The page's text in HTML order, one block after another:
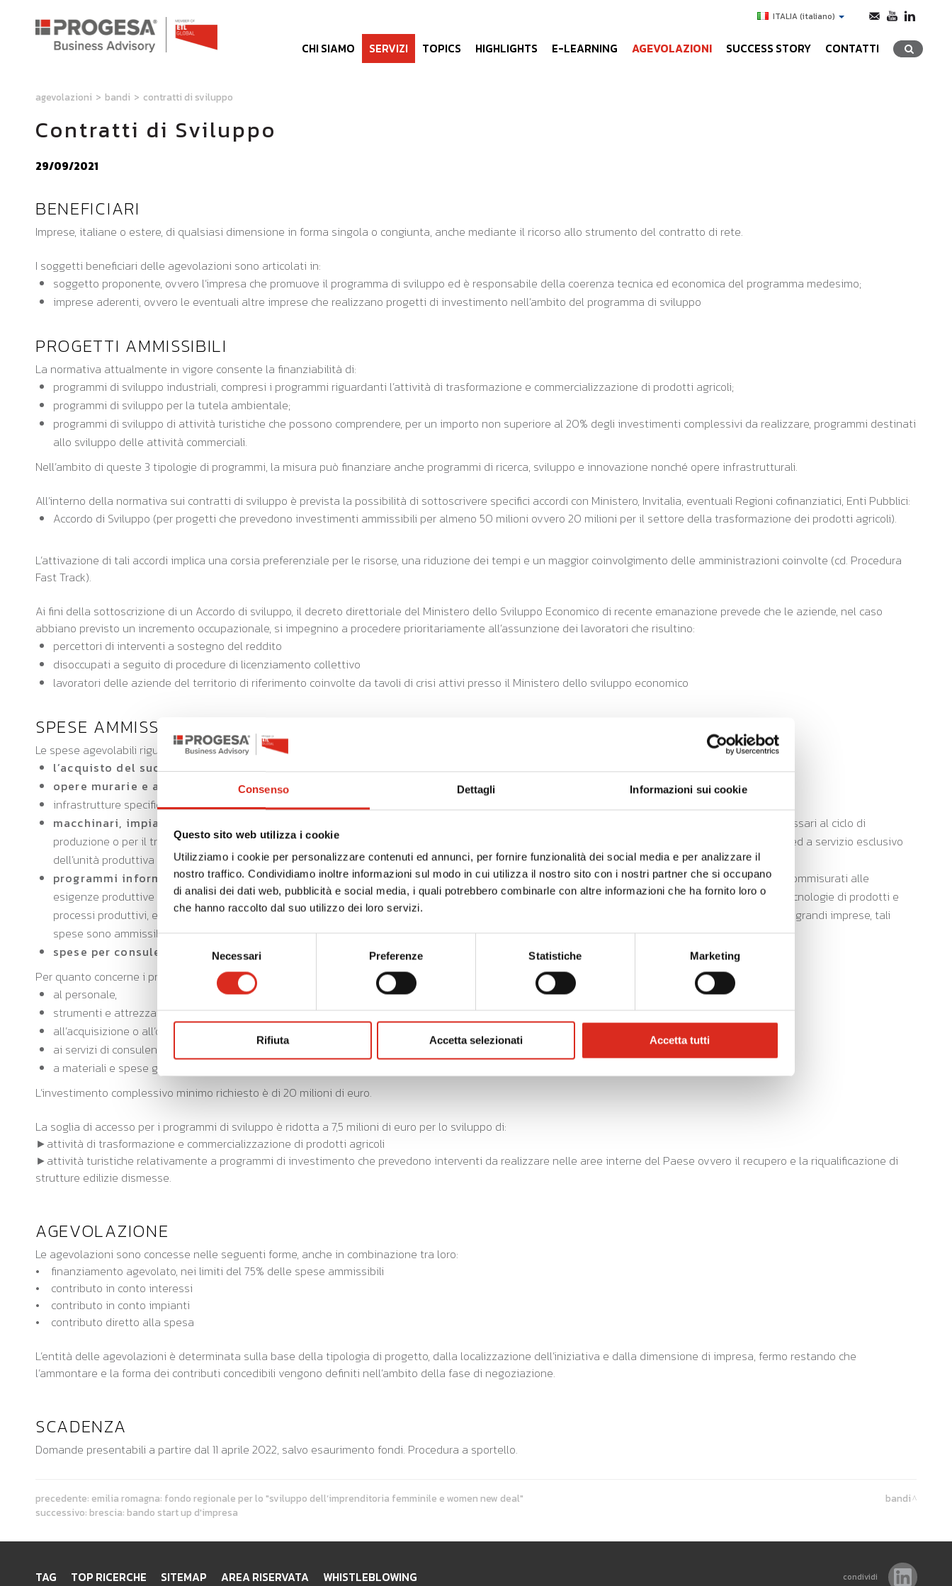
Consenso Dettagli Informazioni sui cookie
Questo sito web utilizza i cookie
Utilizziamo i cookie per personalizzare contenuti ed annunci, per fornire funzionalità dei social media e per analizzare il
nostro traffico. Condividiamo inoltre informazioni sul modo in cui utilizza il nostro sito con i nostri partner che si occupano
di analisi dei dati web, pubblicità e social media, i quali potrebbero combinarle con altre informazioni che ha fornito loro o
che hanno raccolto dal suo utilizzo dei loro servizi.
Selezione
del
consenso
Necessari Preferenze Statistiche Marketing
Rifiuta Accetta selezionati Accetta tutti
ITALIA(italiano)
CHI SIAMO SERVIZI TOPICS HIGHLIGHTS E-LEARNING AGEVOLAZIONI SUCCESS STORY CONTATTI
agevolazioni > bandi > contratti di sviluppo
Contratti di Sviluppo
29/09/2021
BENEFICIARI
Imprese, italiane o estere, di qualsiasi dimensione in forma singola o congiunta, anche mediante il ricorso allo strumento del contratto di rete.
I soggetti beneficiari delle agevolazioni sono articolati in:
soggetto proponente, ovvero l’impresa che promuove il programma di sviluppo ed è responsabile della coerenza tecnica ed economica del programma medesimo;
imprese aderenti, ovvero le eventuali altre imprese che realizzano progetti di investimento nell’ambito del programma di sviluppo
PROGETTI AMMISSIBILI
La normativa attualmente in vigore consente la finanziabilità di:
programmi di sviluppo industriali, compresi i programmi riguardanti l’attività di trasformazione e commercializzazione di prodotti agricoli;
programmi di sviluppo per la tutela ambientale;
programmi di sviluppo di attività turistiche che possono comprendere, per un importo non superiore al 20% degli investimenti complessivi da realizzare, programmi destinati
allo sviluppo delle attività commerciali.
Nell’ambito di queste 3 tipologie di programmi, la misura può finanziare anche programmi di ricerca, sviluppo e innovazione nonché opere infrastrutturali.
All’interno della normativa sui contratti di sviluppo è prevista la possibilità di sottoscrivere specifici accordi con Ministero, Invitalia, eventuali Regioni cofinanziatici, Enti Pubblici:
Accordo di Sviluppo (per progetti che prevedono investimenti ammissibili per almeno 50 milioni ovvero 20 milioni per il settore della trasformazione dei prodotti agricoli).
L’attivazione di tali accordi implica una corsia preferenziale per le risorse, una riduzione dei tempi e un maggior coinvolgimento delle amministrazioni coinvolte (cd. Procedura
Fast Track).
Ai fini della sottoscrizione di un Accordo di sviluppo, il decreto direttoriale del Ministero dello Sviluppo Economico di recente emanazione prevede che le aziende, nel caso
abbiano previsto un incremento occupazionale, si impegnino a procedere prioritariamente all’assunzione dei lavoratori che risultino:
percettori di interventi a sostegno del reddito
disoccupati a seguito di procedure di licenziamento collettivo
lavoratori delle aziende del territorio di riferimento coinvolte da tavoli di crisi attivi presso il Ministero dello sviluppo economico
SPESE AMMISSIBILI
Le spese agevolabili riguardano:
l’acquisto del suolo aziendale, nella misura massima del 10% dell’investimento complessivo ammissibile del progetto
opere murarie e assimilate
(massimo 40% dell’investimento complessivo)
infrastrutture specifiche aziendali
macchinari, impianti e attrezzature
, o anche i beni necessari all’attività amministrativa dell’impresa nonché i mezzi mobili strettamente necessari al ciclo di
produzione o per il trasporto in conservazione condizionata dei prodotti, purché dimensionati alla effettiva produzione, identificabili singolarmente ed a servizio esclusivo
dell’unità produttiva oggetto delle agevolazioni:
programmi informatici brevetti, licenze, know-how e conoscenze tecniche non brevettate.I programmi informatici devono essere commisurati alle
esigenze produttive e gestionali dell’impresa. I brevetti, le licenze, il know-how e le conoscenze tecniche non brevettate devono riguardare nuove tecnologie di prodotti e
processi produttivi, e sono ammissibili solo per la parte in cui sono utilizzati per l’attività svolta nell’unità produttiva interessata dal progetto. Per le grandi imprese, tali
spese sono ammissibili fino al 50% dell’investimento complessivo ammissibile
spese per consulenze
, per le sole PMI e nella misura di misura massima del 4% delle spese per l’investimento complessivo
Per quanto concerne i progetti di ricerca, sviluppo e innovazione sono agevolabili le spese relative:
al personale,
strumenti e attrezzature;
all’acquisizione o all’ottenimento in licenza dei risultati di ricerca, dei brevetti e del know-how;
ai servizi di consulenza;
a materiali e spese generali derivanti direttamente dal progetto di ricerca e sviluppo.
L’investimento complessivo minimo richiesto è di 20 milioni di euro.
La soglia di accesso per i programmi di sviluppo è ridotta a 7,5 milioni di euro per lo sviluppo di:
►attività di trasformazione e commercializzazione di prodotti agricoli
►attività turistiche relativamente a programmi di investimento che prevedono interventi da realizzare nelle aree interne del Paese ovvero il recupero e la riqualificazione di
strutture edilizie dismesse.
AGEVOLAZIONE
Le agevolazioni sono concesse nelle seguenti forme, anche in combinazione tra loro:
• finanziamento agevolato, nei limiti del 75% delle spese ammissibili
• contributo in conto interessi
• contributo in conto impianti
• contributo diretto alla spesa
L’entità delle agevolazioni è determinata sulla base della tipologia di progetto, dalla localizzazione dell’iniziativa e dalla dimensione di impresa, fermo restando che
l’ammontare e la forma dei contributi concedibili vengono definiti nell’ambito della fase di negoziazione.
SCADENZA
Domande presentabili a partire dal 11 aprile 2022, salvo esaurimento fondi. Procedura a sportello.
precedente: emilia romagna: fondo regionale per lo "sviluppo dell’imprenditoria femminile e women new deal"
successivo: brescia: bando start up d'impresa
bandi
TAG TOP RICERCHE SITEMAP AREA RISERVATA WHISTLEBLOWING condividi